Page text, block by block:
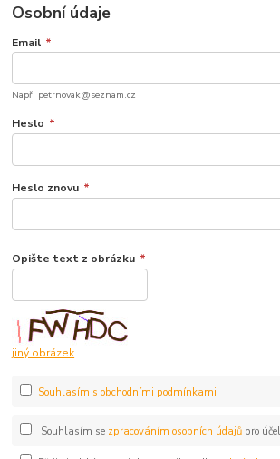
Osobní údaje
Email *
Např. petrnovak@seznam.cz
Heslo *
Heslo znovu *
Opište text z obrázku *
jiný obrázek
Souhlasím s obchodními podmínkami
Souhlasím se zpracováním osobních údajůpro